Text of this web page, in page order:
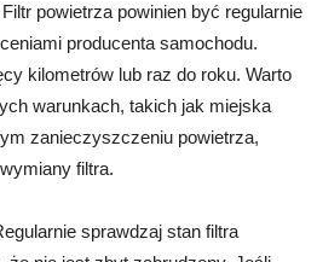
powietrza powinien być regularnie
producenta samochodu.
kilometrów lub raz do roku. Warto
warunkach, takich jak miejska
zanieczyszczeniu powietrza,
filtra.
sprawdzaj stan filtra